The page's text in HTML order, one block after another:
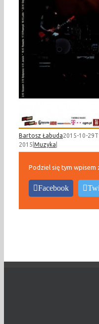
Bartosz Łabuda2015-10-
2015 Muzyka
Podziel się tym wpisem
Facebook